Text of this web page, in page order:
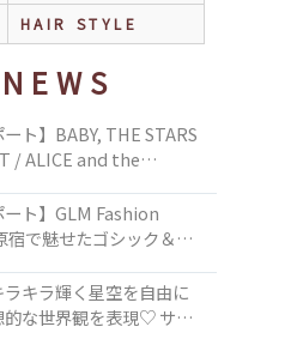
HAIR STYLE
ート】BABY, THE STARS
/ ALICE and the
ート】GLM Fashion
宿で魅せたゴシック＆ロ
キラ輝く星空を自由に
的な世界観を表現♡ サマ